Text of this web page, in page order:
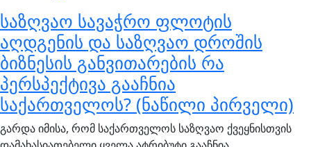
საზღვაო სავაჭრო ფლოტის
აღდგენის და საზღვაო დროშის
ბიზნესის განვითარების რა
პერსპექტივა გააჩნია
საქართველოს? (ნაწილი პირველი)
გარდა იმისა, რომ საქართველოს საზღვაო ქვეყნისთვის